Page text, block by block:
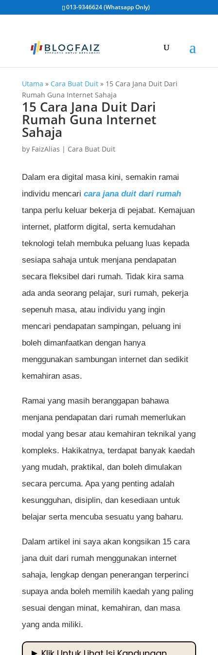
013-9346624 (Whatsapp Only)
Utama » Cara Buat Duit» 15 Cara Jana Duit Dari
Rumah Guna Internet Sahaja
15 Cara Jana Duit Dari
Rumah Guna Internet
Sahaja
by FaizAlias | Cara Buat Duit
Dalam era digital masa kini, semakin ramai
individu mencari cara jana duit dari rumah
tanpa perlu keluar bekerja di pejabat. Kemajuan
internet, platform digital, serta kemudahan
teknologi telah membuka peluang luas kepada
sesiapa sahaja untuk menjana pendapatan
secara fleksibel dari rumah. Tidak kira sama
ada anda seorang pelajar, suri rumah, pekerja
sepenuh masa, atau individu yang ingin
mencari pendapatan sampingan, peluang ini
boleh dimanfaatkan dengan hanya
menggunakan sambungan internet dan sedikit
kemahiran asas.
Ramai yang masih beranggapan bahawa
menjana pendapatan dari rumah memerlukan
modal yang besar atau kemahiran teknikal yang
kompleks. Hakikatnya, terdapat banyak kaedah
yang mudah, praktikal, dan boleh dimulakan
secara percuma. Apa yang penting adalah
kesungguhan, disiplin, dan kesediaan untuk
belajar serta mencuba sesuatu yang baharu.
Dalam artikel ini saya akan kongsikan 15 cara
jana duit dari rumah menggunakan internet
sahaja, lengkap dengan penerangan terperinci
supaya anda boleh memilih kaedah yang paling
sesuai dengan minat, kemahiran, dan masa
yang anda miliki.